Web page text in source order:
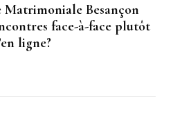
Matrimoniale Besançon
face-à-face plutôt
ligne?